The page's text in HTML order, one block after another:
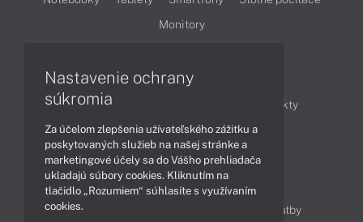
Monitory
Články
Obchodné informácie
Produkty
Technológie
Videá
Obsah
Ako nakupovať Možnosti doručenia a platby
Nastavenie ochrany
súkromia
Za účelom zlepšenia užívateľského zážitku a
poskytovaných služieb na našej stránke a
marketingové účely sa do Vášho prehliadača
ukladajú súbory cookies. Kliknutím na
tlačidlo „Rozumiem“ súhlasíte s využívaním
cookies.